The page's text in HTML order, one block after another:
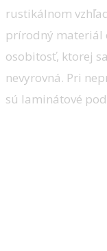
rustikálnom
prírodný materiál
osobitosť, ktorej
nevyrovná. Pri
sú laminátové